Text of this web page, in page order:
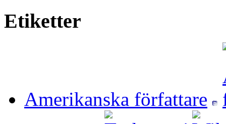
Etiketter
Amerikanska författare